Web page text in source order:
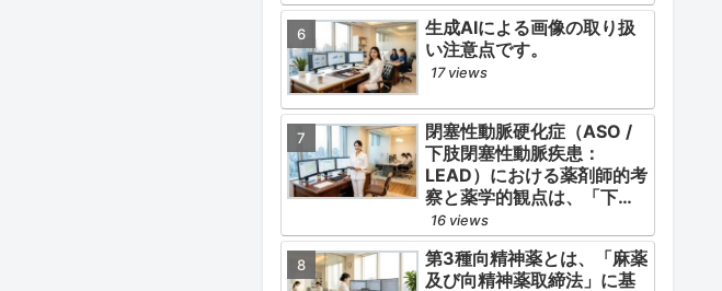
生成AIによる画像の取り扱
い注意点です。
17 views
閉塞性動脈硬化症（ASO /
下肢閉塞性動脈疾患：
LEAD）における薬剤師的考
察と薬学的観点は、「下肢
症状（跛行・疼痛）の緩
和」と「全身性動脈硬化に
よる脳心血管イベント（脳
梗塞・心筋梗塞）の二次予
16 views
第3種向精神薬とは、「麻薬
及び向精神薬取締法」に基